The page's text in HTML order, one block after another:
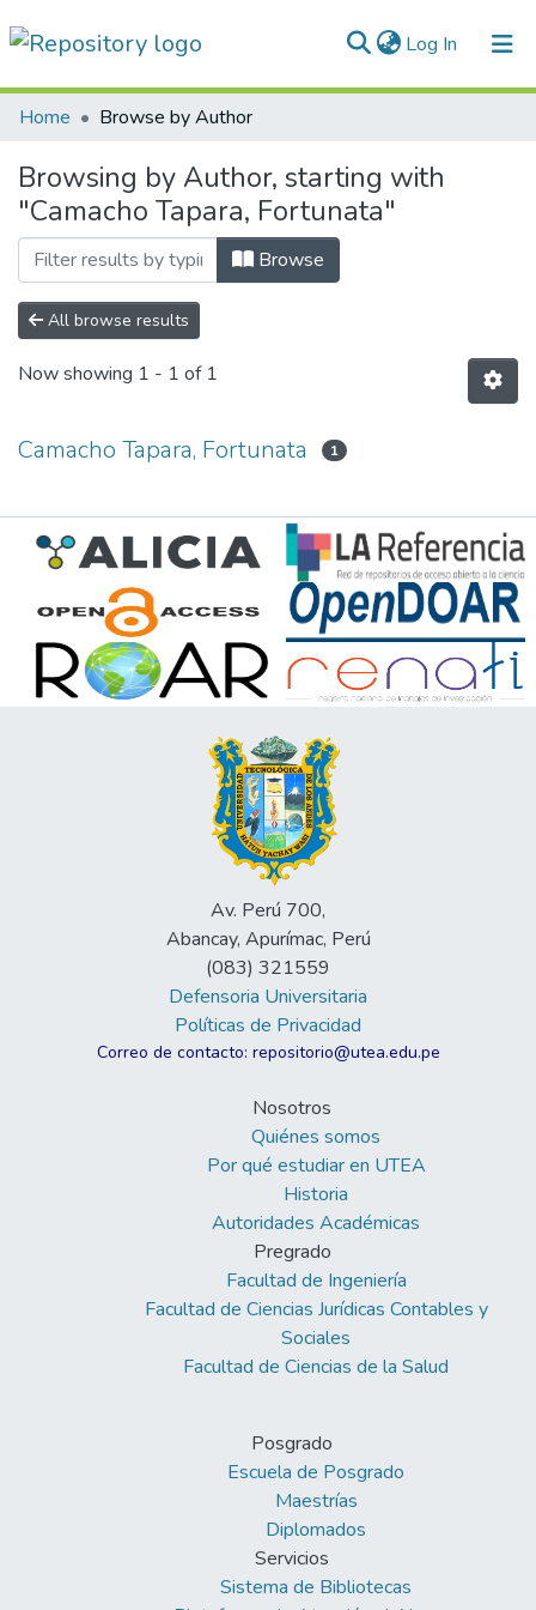
Log In (current)
Communities & Collections
All of DSpace
Normativas
Home Browse by Author
Browsing by Author, starting with
"Camacho Tapara, Fortunata"
Browse
All browse results
Now showing 1 - 1 of 1
Camacho Tapara, Fortunata 1
Av. Perú 700,
Abancay, Apurímac, Perú
(083) 321559
Defensoria Universitaria
Políticas de Privacidad
Correo de contacto: repositorio@utea.edu.pe
Nosotros
Quiénes somos
Por qué estudiar en UTEA
Historia
Autoridades Académicas
Pregrado
Facultad de Ingeniería
Facultad de Ciencias Jurídicas Contables y
Sociales
Facultad de Ciencias de la Salud
Posgrado
Escuela de Posgrado
Maestrías
Diplomados
Servicios
Sistema de Bibliotecas